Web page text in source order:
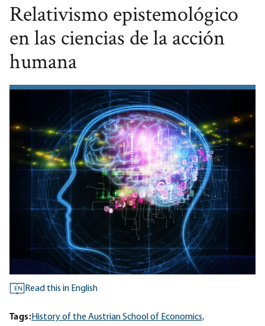
Relativismo epistemológico
en las ciencias de la acción
humana
EN Read this in English
Tags:History of the Austrian School of Economics,